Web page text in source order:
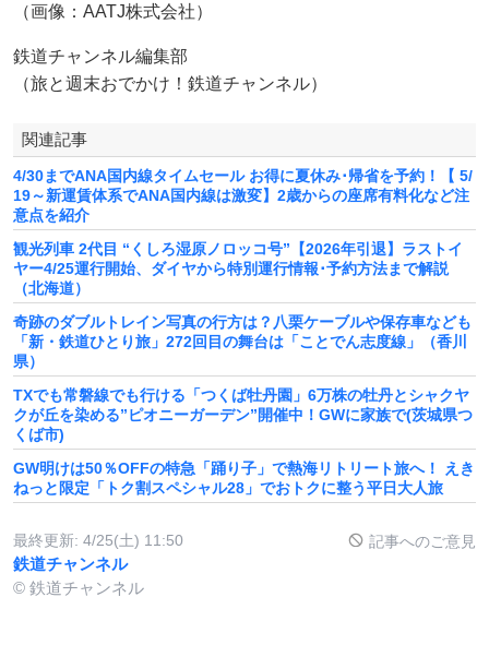
（画像：AATJ株式会社）
鉄道チャンネル編集部
（旅と週末おでかけ！鉄道チャンネル）
関連記事
4/30までANA国内線タイムセール お得に夏休み･帰省を予約！【 5/
19～新運賃体系でANA国内線は激変】2歳からの座席有料化など注
意点を紹介
観光列車 2代目 “くしろ湿原ノロッコ号”【2026年引退】ラストイ
ヤー4/25運行開始、ダイヤから特別運行情報･予約方法まで解説
（北海道）
奇跡のダブルトレイン写真の行方は？八栗ケーブルや保存車なども
「新・鉄道ひとり旅」272回目の舞台は「ことでん志度線」（香川
県）
TXでも常磐線でも行ける「つくば牡丹園」6万株の牡丹とシャクヤ
クが丘を染める”ピオニーガーデン”開催中！GWに家族で(茨城県つ
くば市)
GW明けは50％OFFの特急「踊り子」で熱海リトリート旅へ！ えき
ねっと限定「トク割スペシャル28」でおトクに整う平日大人旅
最終更新: 4/25(土) 11:50 記事へのご意見
鉄道チャンネル
© 鉄道チャンネル